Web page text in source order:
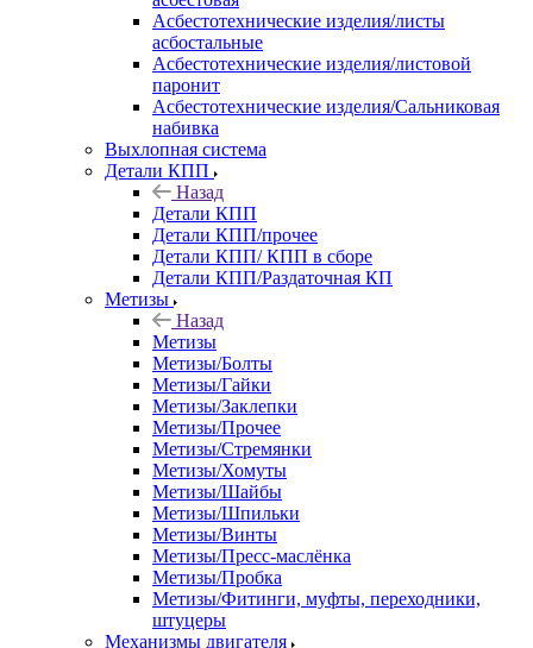
Асбестотехнические изделия/листы
асбостальные
Асбестотехнические изделия/листовой
паронит
Асбестотехнические изделия/Сальниковая
набивка
Выхлопная система
Детали КПП
Назад
Детали КПП
Детали КПП/прочее
Детали КПП/ КПП в сборе
Детали КПП/Раздаточная КП
Метизы
Назад
Метизы
Метизы/Болты
Метизы/Гайки
Метизы/Заклепки
Метизы/Прочее
Метизы/Стремянки
Метизы/Хомуты
Метизы/Шайбы
Метизы/Шпильки
Метизы/Винты
Метизы/Пресс-маслёнка
Метизы/Пробка
Метизы/Фитинги, муфты, переходники,
штуцеры
Механизмы двигателя